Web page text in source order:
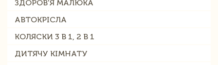
ЗДОРОВ'Я МАЛЮКА
АВТОКРІСЛА
КОЛЯСКИ 3 В 1, 2 В 1
ДИТЯЧУ КІМНАТУ